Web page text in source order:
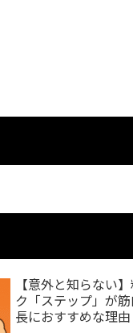
【意外と知らない
ク「ステップ」が
長におすすめな理由